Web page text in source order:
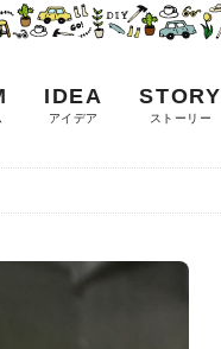
IDEA
アイデア
STORY
ストーリー